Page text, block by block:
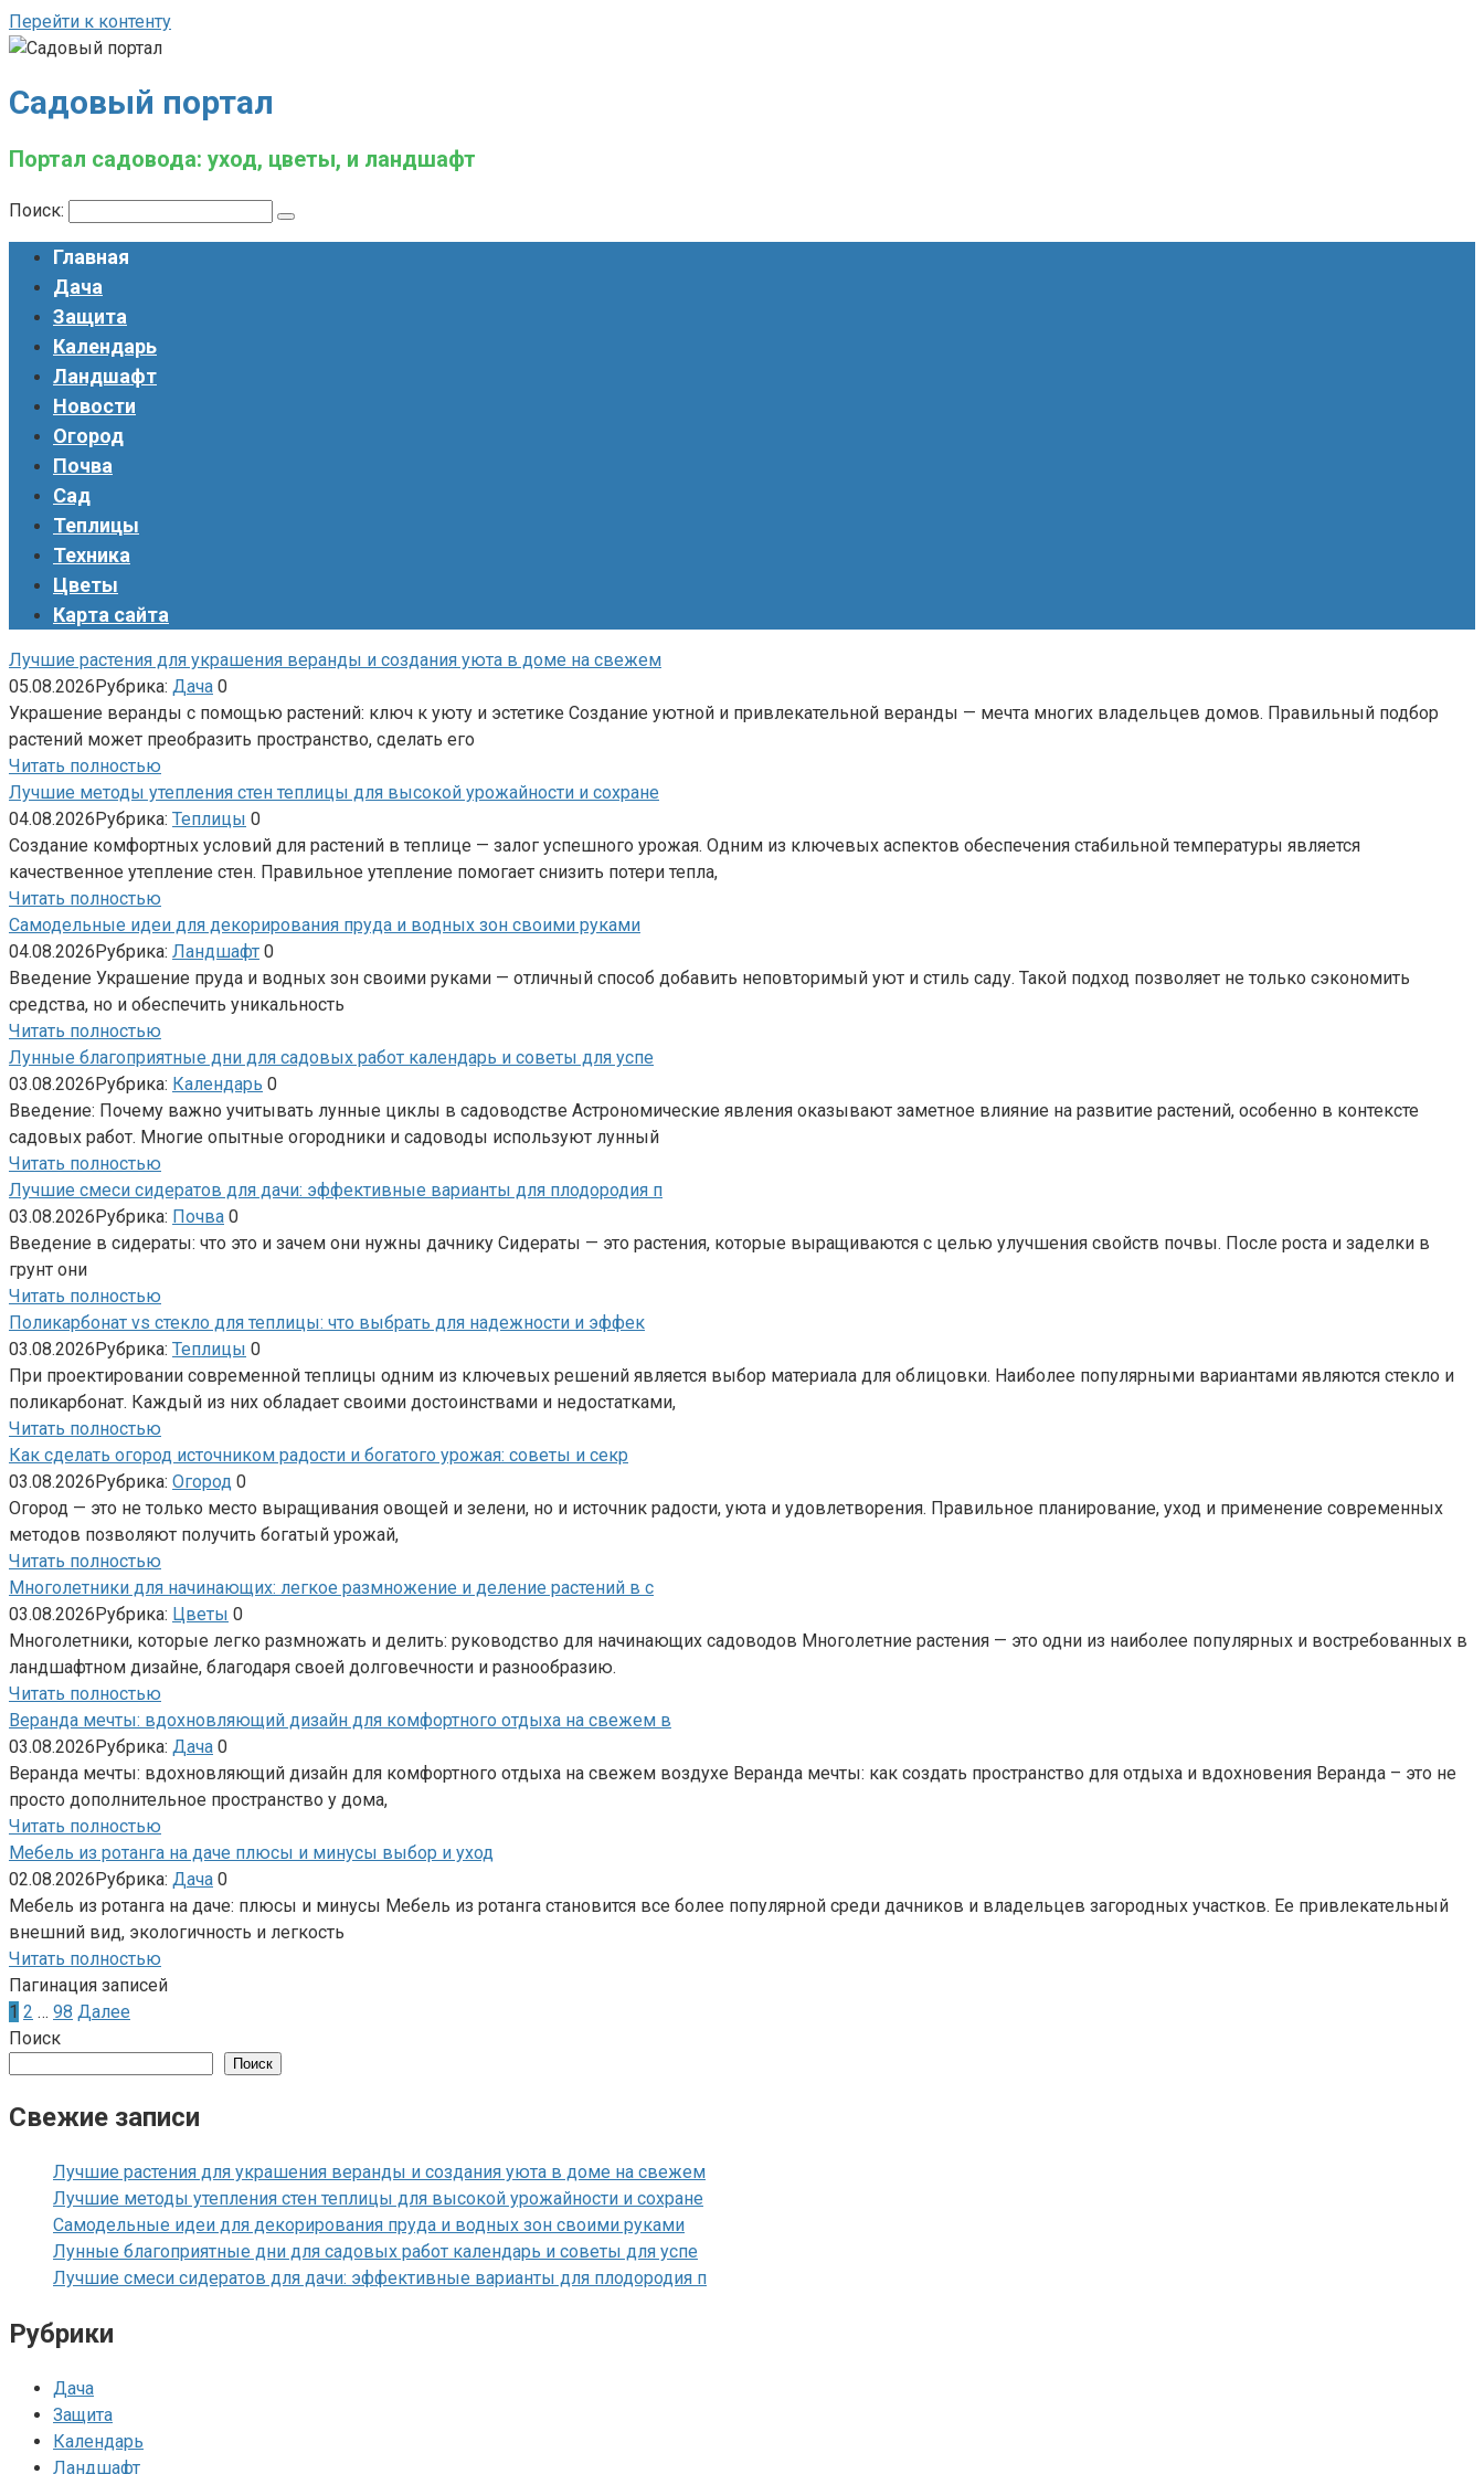
Перейти к контенту
Садовый портал
Портал садовода: уход, цветы, и ландшафт
Поиск:
Главная
Дача
Защита
Календарь
Ландшафт
Новости
Огород
Почва
Сад
Теплицы
Техника
Цветы
Карта сайта
Лучшие растения для украшения веранды и создания уюта в доме на свежем
05.08.2026 Рубрика: Дача 0
Украшение веранды с помощью растений: ключ к уюту и эстетике Создание уютной и привлекательной веранды — мечта многих владельцев домов. Правильный подбор
растений может преобразить пространство, сделать его
Читать полностью
Лучшие методы утепления стен теплицы для высокой урожайности и сохране
04.08.2026 Рубрика: Теплицы 0
Создание комфортных условий для растений в теплице — залог успешного урожая. Одним из ключевых аспектов обеспечения стабильной температуры является
качественное утепление стен. Правильное утепление помогает снизить потери тепла,
Читать полностью
Самодельные идеи для декорирования пруда и водных зон своими руками
04.08.2026 Рубрика: Ландшафт 0
Введение Украшение пруда и водных зон своими руками — отличный способ добавить неповторимый уют и стиль саду. Такой подход позволяет не только сэкономить
средства, но и обеспечить уникальность
Читать полностью
Лунные благоприятные дни для садовых работ календарь и советы для успе
03.08.2026 Рубрика: Календарь 0
Введение: Почему важно учитывать лунные циклы в садоводстве Астрономические явления оказывают заметное влияние на развитие растений, особенно в контексте
садовых работ. Многие опытные огородники и садоводы используют лунный
Читать полностью
Лучшие смеси сидератов для дачи: эффективные варианты для плодородия п
03.08.2026 Рубрика: Почва 0
Введение в сидераты: что это и зачем они нужны дачнику Сидераты — это растения, которые выращиваются с целью улучшения свойств почвы. После роста и заделки в
грунт они
Читать полностью
Поликарбонат vs стекло для теплицы: что выбрать для надежности и эффек
03.08.2026 Рубрика: Теплицы 0
При проектировании современной теплицы одним из ключевых решений является выбор материалa для облицовки. Наиболее популярными вариантами являются стекло и
поликарбонат. Каждый из них обладает своими достоинствами и недостатками,
Читать полностью
Как сделать огород источником радости и богатого урожая: советы и секр
03.08.2026 Рубрика: Огород 0
Огород — это не только место выращивания овощей и зелени, но и источник радости, уюта и удовлетворения. Правильное планирование, уход и применение современных
методов позволяют получить богатый урожай,
Читать полностью
Многолетники для начинающих: легкое размножение и деление растений в с
03.08.2026 Рубрика: Цветы 0
Многолетники, которые легко размножать и делить: руководство для начинающих садоводов Многолетние растения — это одни из наиболее популярных и востребованных в
ландшафтном дизайне, благодаря своей долговечности и разнообразию.
Читать полностью
Веранда мечты: вдохновляющий дизайн для комфортного отдыха на свежем в
03.08.2026 Рубрика: Дача 0
Веранда мечты: вдохновляющий дизайн для комфортного отдыха на свежем воздухе Веранда мечты: как создать пространство для отдыха и вдохновения Веранда – это не
просто дополнительное пространство у дома,
Читать полностью
Мебель из ротанга на даче плюсы и минусы выбор и уход
02.08.2026 Рубрика: Дача 0
Мебель из ротанга на даче: плюсы и минусы Мебель из ротанга становится все более популярной среди дачников и владельцев загородных участков. Ее привлекательный
внешний вид, экологичность и легкость
Читать полностью
Пагинация записей
1 2 … 98 Далее
Поиск
Поиск
Свежие записи
Лучшие растения для украшения веранды и создания уюта в доме на свежем
Лучшие методы утепления стен теплицы для высокой урожайности и сохране
Самодельные идеи для декорирования пруда и водных зон своими руками
Лунные благоприятные дни для садовых работ календарь и советы для успе
Лучшие смеси сидератов для дачи: эффективные варианты для плодородия п
Рубрики
Дача
Защита
Календарь
Ландшафт